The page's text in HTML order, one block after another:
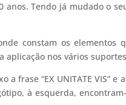
anos. Tendo já mudado o
constam os
nos vários
a frase “EX UNITATE
à esquerda,